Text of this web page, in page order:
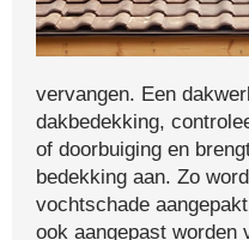
vervangen. Een
dakbedekking,
of doorbuiging en
bedekking aan. Zo
vochtschade
ook aangepast